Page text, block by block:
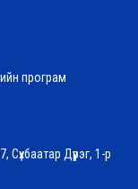
програм
Дүүрэг, 1-р